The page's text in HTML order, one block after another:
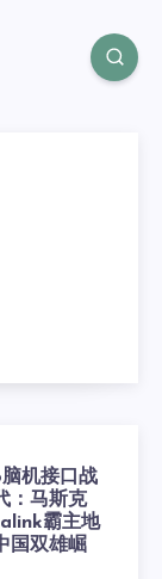
机接口战
：马斯克
霸主地
国双雄崛